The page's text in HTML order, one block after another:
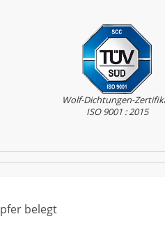
Wolf-Dichtungen-
ISO 9001 : 2015
belegt